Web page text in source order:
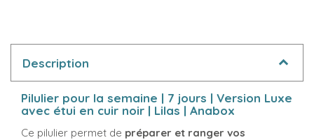
Description
Pilulier pour la semaine | 7 jours | Version Luxe
avec étui en cuir noir | Lilas | Anabox
Ce pilulier permet de préparer et ranger vos